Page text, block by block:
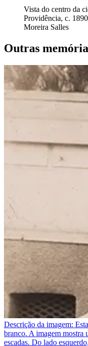
Vista do centro da
Providência, c.
Moreira Salles
Outras
Descrição da imagem:
branco. A imagem mostra
escadas. Do lado